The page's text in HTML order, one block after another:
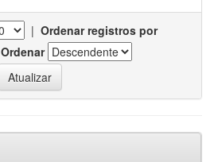
| Ordenar registros por
Ordenar